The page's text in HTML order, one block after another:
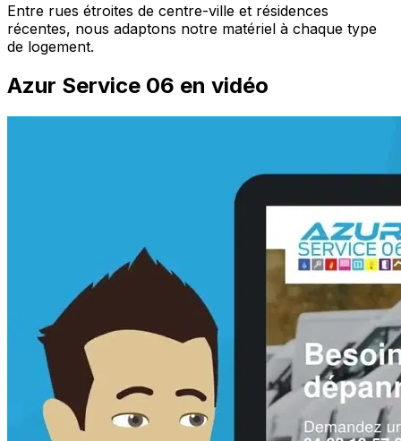
Entre rues étroites de centre-ville et résidences
récentes, nous adaptons notre matériel à chaque type
de logement.
Azur Service 06 en vidéo